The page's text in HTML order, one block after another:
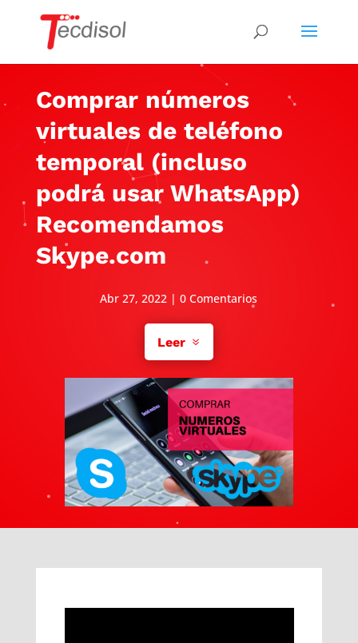
Comprar números
virtuales de teléfono
temporal (incluso
podrá usar WhatsApp)
Recomendamos
Skype.com
Abr 27, 2022 |0 Comentarios
Leer